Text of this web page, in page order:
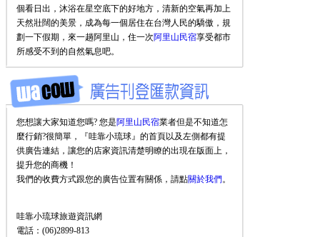
個看日出，沐浴在星空底下的好地方，清新的空氣再加上
天然壯闊的美景，成為每一個居住在台灣人民的驕傲，規
劃一下假期，來一趟阿里山，住一次阿里山民宿享受都市
所感受不到的自然氣息吧。
您想讓大家知道您嗎? 您是阿里山民宿業者但是不知道怎
麼行銷?很簡單，『哇靠小琉球』的首頁以及左側都有提
供廣告連結，讓您的店家資訊清楚明瞭的出現在版面上，
提升您的商機！
我們的收費方式跟您的廣告位置有關係，請點關於我們。
哇靠小琉球旅遊資訊網
電話：(06)2899-813